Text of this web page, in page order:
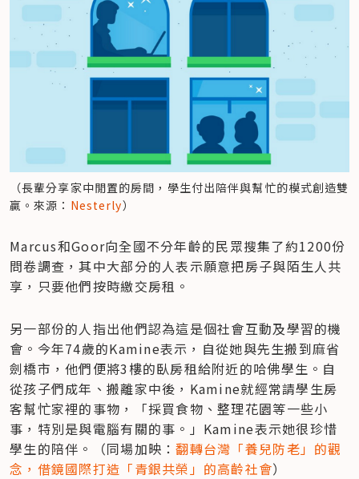
（長輩分享家中閒置的房間，學生付出陪伴與幫忙的模式創造雙
贏。來源： Nesterly）
Marcus和Goor向全國不分年齡的民眾搜集了約1200份
問卷調查，其中大部分的人表示願意把房子與陌生人共
享，只要他們按時繳交房租。
另一部份的人指出他們認為這是個社會互動及學習的機
會。今年74歲的Kamine表示，自從她與先生搬到麻省
劍橋市，他們便將3樓的臥房租給附近的哈佛學生。自
從孩子們成年、搬離家中後，Kamine就經常請學生房
客幫忙家裡的事物，「採買食物、整理花園等一些小
事，特別是與電腦有關的事。」Kamine表示她很珍惜
學生的陪伴。（同場加映：翻轉台灣「養兒防老」的觀
念，借鏡國際打造「青銀共榮」的高齡社會）